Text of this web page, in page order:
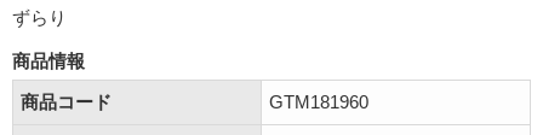
ずらり
商品情報
商品コード
GTM181960